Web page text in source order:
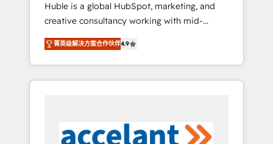
Microsoft ✍️ DocuSign or PandaDoc 🌐
Avalara or Quaderno HubSnacks holds the
rare Advanced "Custom Integrations"
Accreditation, securely sync data across... 🔄
any apps, in any direction. Stuck on your old
CRM..? Migrate | seamlessly off your old CRM
our in-house "HubScrub" Tool.
Huble is a global HubSpot, marketing, and
creative consultancy working with mid-
market and enterprise businesses. We go
beyond implementation, shaping the
strategy, processes, and teams that turn
HubSpot into a genuine growth engine.
5 partners worldwide, and with over 15 years
in the ecosystem, Huble has built a track
菁英级解决方案合作伙伴4.9